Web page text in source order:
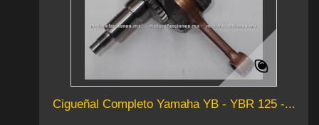
Cigueñal Completo Yamaha YB - YBR 125 -...